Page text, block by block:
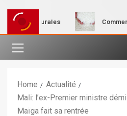
rurales
Home
Actualité
Mali: l’ex-Premier ministre
Maïga fait sa rentrée